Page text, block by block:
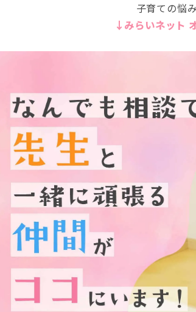
子育ての悩
↓みらいネット